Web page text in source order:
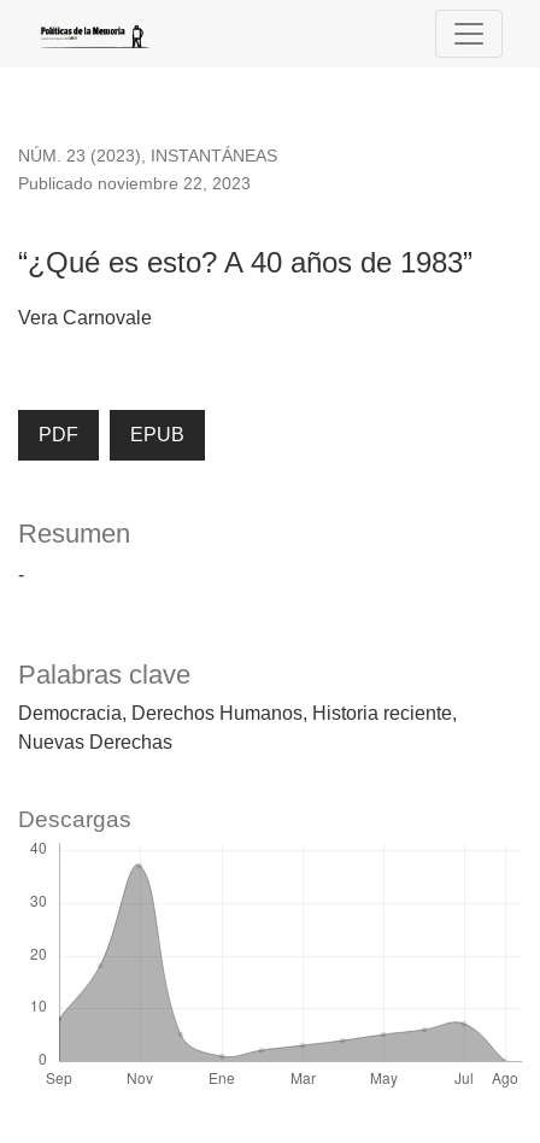
NÚM. 23 (2023), INSTANTÁNEAS
“¿Qué es esto? A 40 años de 1983”
Publicado noviembre 22, 2023
Vera Carnovale
PDF EPUB
Palabras clave
Democracia Derechos Humanos Historia reciente
Nuevas Derechas
Resumen
-
Descargas